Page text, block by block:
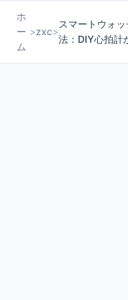
ホ
ー
ム
>zxc>
スマートウォ
法：DIY心拍計